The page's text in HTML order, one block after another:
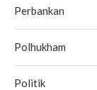
Perbankan
Polhukham
Politik